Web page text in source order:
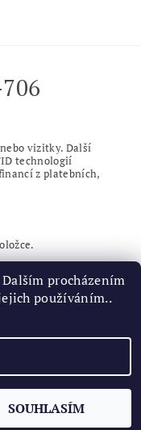
vizitky. Další
technologií
z platebních,
vyhrazena
procházením
používáním..
SOUHLASÍM